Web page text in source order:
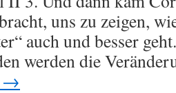
uns zu zeigen,
auch und besser
werden die
→